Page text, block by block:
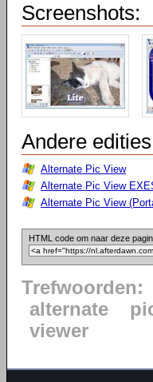
Screenshots:
Andere
Alternate Pic View
Alternate Pic View
Alternate Pic View
HTML code om naar deze
Trefwoorden:
alternate
viewer